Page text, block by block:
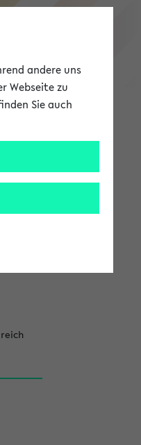
andere uns
Webseite zu
Sie auch